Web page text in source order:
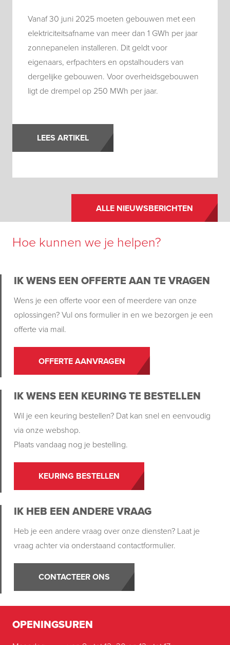
Vanaf 30 juni 2025 moeten gebouwen met een
elektriciteitsafname van meer dan 1 GWh per jaar
zonnepanelen installeren. Dit geldt voor
eigenaars, erfpachters en opstalhouders van
dergelijke gebouwen. Voor overheidsgebouwen
ligt de drempel op 250 MWh per jaar.
LEES ARTIKEL
ALLE NIEUWSBERICHTEN
Hoe kunnen we je helpen?
IK WENS EEN OFFERTE AAN TE VRAGEN
Wens je een offerte voor een of meerdere van onze
oplossingen? Vul ons formulier in en we bezorgen je een
offerte via mail.
OFFERTE AANVRAGEN
IK WENS EEN KEURING TE BESTELLEN
Wil je een keuring bestellen? Dat kan snel en eenvoudig
via onze webshop.
Plaats vandaag nog je bestelling.
KEURING BESTELLEN
IK HEB EEN ANDERE VRAAG
Heb je een andere vraag over onze diensten? Laat je
vraag achter via onderstaand contactformulier.
CONTACTEER ONS
OPENINGSUREN